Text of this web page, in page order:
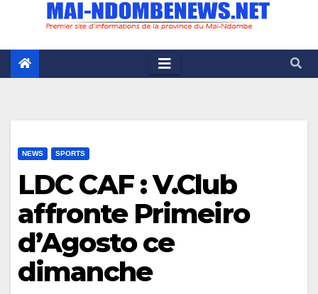
NEWS SPORTS
LDC CAF : V.Club
affronte Primeiro
d’Agosto ce
dimanche